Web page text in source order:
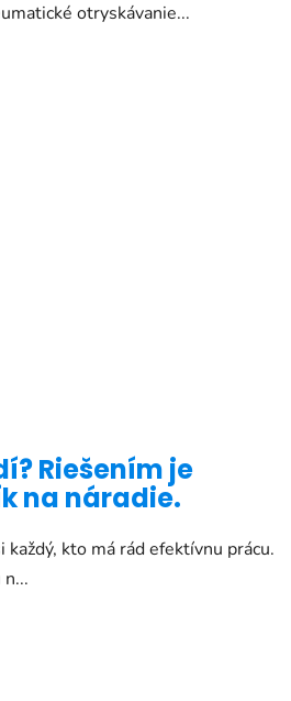
otryskávanie...
Riešením je
na náradie.
kto má rád efektívnu prácu.